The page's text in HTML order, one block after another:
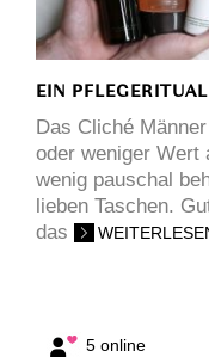
EIN
Das Cliché
oder weniger Wert
wenig pauschal
lieben Taschen.
das
5 online